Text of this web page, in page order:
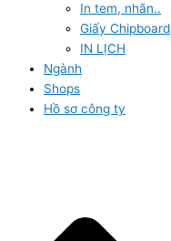
In tem, nhãn..
Giấy Chipboard
IN LỊCH
Ngành
Shops
Hồ sơ công ty